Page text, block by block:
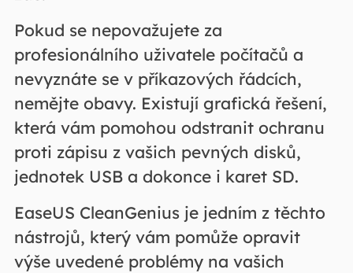
Pokud se nepovažujete za
profesionálního uživatele počítačů a
nevyznáte se v příkazových řádcích,
nemějte obavy. Existují grafická řešení,
která vám pomohou odstranit ochranu
proti zápisu z vašich pevných disků,
jednotek USB a dokonce i karet SD.
EaseUS CleanGenius je jedním z těchto
nástrojů, který vám pomůže opravit
výše uvedené problémy na vašich